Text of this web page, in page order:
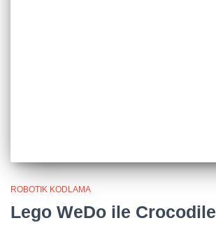
ROBOTIK KODLAMA
Lego WeDo ile Crocodile